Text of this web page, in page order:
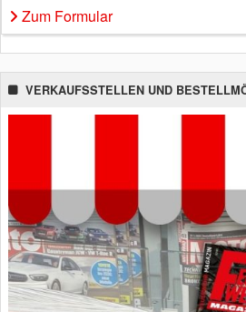
Zum Formular
VERKAUFSSTELLEN UND